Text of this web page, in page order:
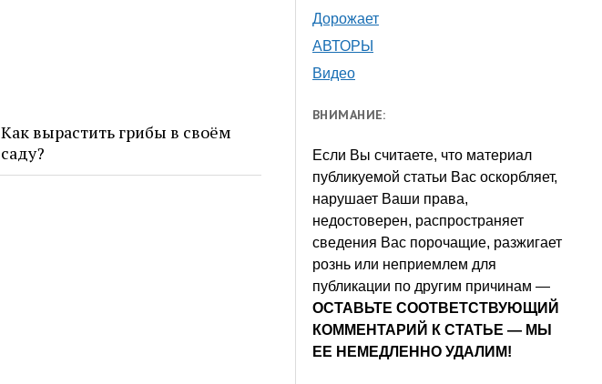
Как вырастить грибы в своём
саду?
Дорожает
АВТОРЫ
Видео
ВНИМАНИЕ:
Если Вы считаете, что материал
публикуемой статьи Вас оскорбляет,
нарушает Ваши права,
недостоверен, распространяет
сведения Вас порочащие, разжигает
рознь или неприемлем для
публикации по другим причинам —
ОСТАВЬТЕ СООТВЕТСТВУЮЩИЙ
КОММЕНТАРИЙ К СТАТЬЕ — МЫ
ЕЕ НЕМЕДЛЕННО УДАЛИМ!